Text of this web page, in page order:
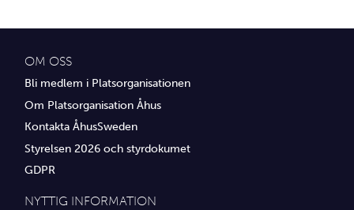
Övrig service
OM OSS
Bli medlem i Platsorganisationen
Om Platsorganisation Åhus
Kontakta ÅhusSweden
Styrelsen 2026 och styrdokumet
GDPR
NYTTIG INFORMATION